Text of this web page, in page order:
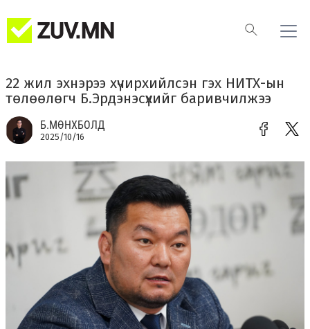
22 жил эхнэрээ хүчирхийлсэн гэх НИТХ-ын
төлөөлөгч Б.Эрдэнэсүхийг баривчилжээ
Б.МӨНХБОЛД
2025/10/16